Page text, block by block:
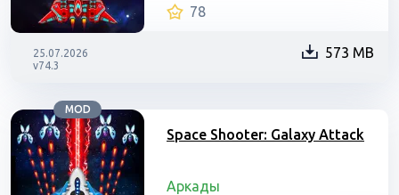
78
25.07.2026
v74.3
573 MB
MOD
Space Shooter: Galaxy Attack
Аркады